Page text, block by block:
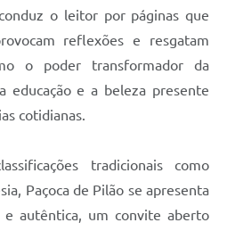
o leitor por páginas que
reflexões e resgatam
o poder transformador da
educação e a beleza presente
cotidianas.
tradicionais como
Paçoca de Pilão se apresenta
autêntica, um convite aberto